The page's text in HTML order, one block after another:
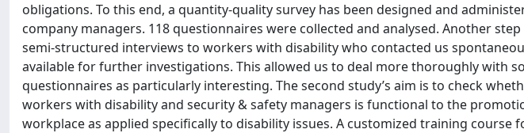
obligations. To this end, a quantity-quality survey has been designed and
company managers. 118 questionnaires were collected and analysed. Another
semi-structured interviews to workers with disability who contacted us
available for further investigations. This allowed us to deal more thoroughly with
questionnaires as particularly interesting. The second study’s aim is to check
workers with disability and security & safety managers is functional to the
workplace as applied specifically to disability issues. A customized training course